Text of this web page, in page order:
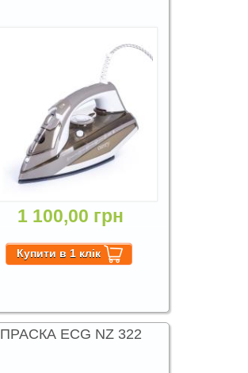
1 100,00 грн
ПРАСКА ECG NZ 322